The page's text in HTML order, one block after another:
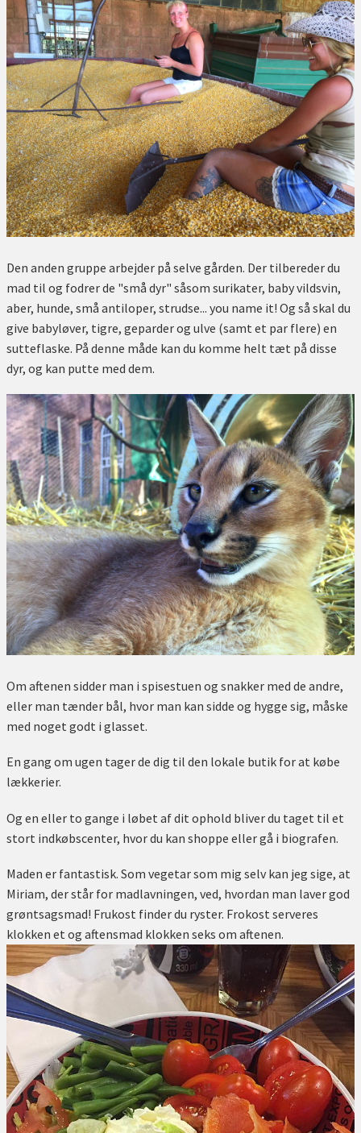
Den anden gruppe arbejder på selve gården. Der tilbereder du
mad til og fodrer de "små dyr" såsom surikater, baby vildsvin,
aber, hunde, små antiloper, strudse... you name it! Og så skal du
give babyløver, tigre, geparder og ulve (samt et par flere) en
sutteflaske. På denne måde kan du komme helt tæt på disse
dyr, og kan putte med dem.
Om aftenen sidder man i spisestuen og snakker med de andre,
eller man tænder bål, hvor man kan sidde og hygge sig, måske
med noget godt i glasset.
En gang om ugen tager de dig til den lokale butik for at købe
lækkerier.
Og en eller to gange i løbet af dit ophold bliver du taget til et
stort indkøbscenter, hvor du kan shoppe eller gå i biografen.
Maden er fantastisk. Som vegetar som mig selv kan jeg sige, at
Miriam, der står for madlavningen, ved, hvordan man laver god
grøntsagsmad! Frukost finder du ryster. Frokost serveres
klokken et og aftensmad klokken seks om aftenen.